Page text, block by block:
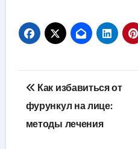
Навигация
по
записям
Как избавиться от
фурункул на лице:
методы лечения